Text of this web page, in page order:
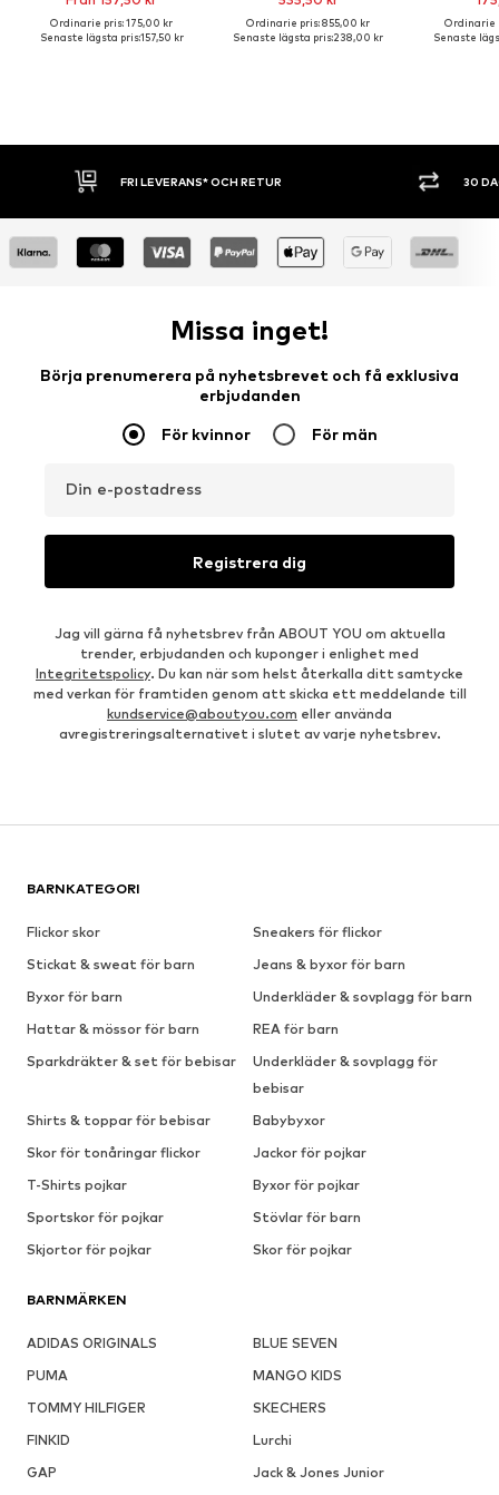
Ordinarie pris: 175,00 kr
Senaste lägsta pris:157,50 kr
Ordinarie pris: 855,00 kr
Senaste lägsta pris:238,00 kr
Ordinarie
Senaste
30 DAGARS ÖPPET KÖP
Missa inget!
Börja prenumerera på nyhetsbrevet och få exklusiva
erbjudanden
För kvinnor För män
Din e-postadress
Registrera dig
Jag vill gärna få nyhetsbrev från ABOUT YOU om aktuella
trender, erbjudanden och kuponger i enlighet med
Integritetspolicy. Du kan när som helst återkalla ditt samtycke
med verkan för framtiden genom att skicka ett meddelande till
kundservice@aboutyou.com eller använda
avregistreringsalternativet i slutet av varje nyhetsbrev.
BARNKATEGORI
Flickor skor
Sneakers för flickor
Stickat & sweat för barn
Jeans & byxor för barn
Byxor för barn
Underkläder & sovplagg för barn
Hattar & mössor för barn
REA för barn
Sparkdräkter & set för bebisar
Underkläder & sovplagg för
bebisar
Shirts & toppar för bebisar
Babybyxor
Skor för tonåringar flickor
Jackor för pojkar
T-Shirts pojkar
Byxor för pojkar
Sportskor för pojkar
Stövlar för barn
Skjortor för pojkar
Skor för pojkar
BARNMÄRKEN
ADIDAS ORIGINALS
BLUE SEVEN
PUMA
MANGO KIDS
TOMMY HILFIGER
SKECHERS
FINKID
Lurchi
GAP
Jack & Jones Junior